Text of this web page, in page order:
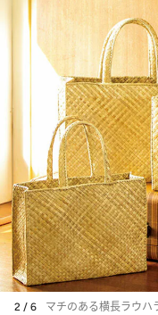
2 / 6
マチのある横長ラウハ